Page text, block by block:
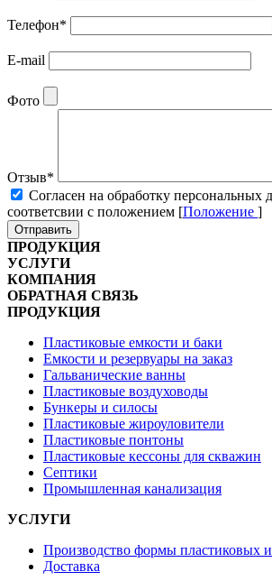
Телефон*
E-mail
Фото
Отзыв*
Cогласен на обработку персональных
соответсвии с положением [Положение ]
Отправить
ПРОДУКЦИЯ
УСЛУГИ
КОМПАНИЯ
ОБРАТНАЯ СВЯЗЬ
ПРОДУКЦИЯ
Пластиковые емкости и баки
Емкости и резервуары на заказ
Гальванические ванны
Пластиковые воздуховоды
Бункеры и силосы
Пластиковые жироуловители
Пластиковые понтоны
Пластиковые кессоны для скважин
Септики
Промышленная канализация
УСЛУГИ
Производство формы пластиковых
Доставка